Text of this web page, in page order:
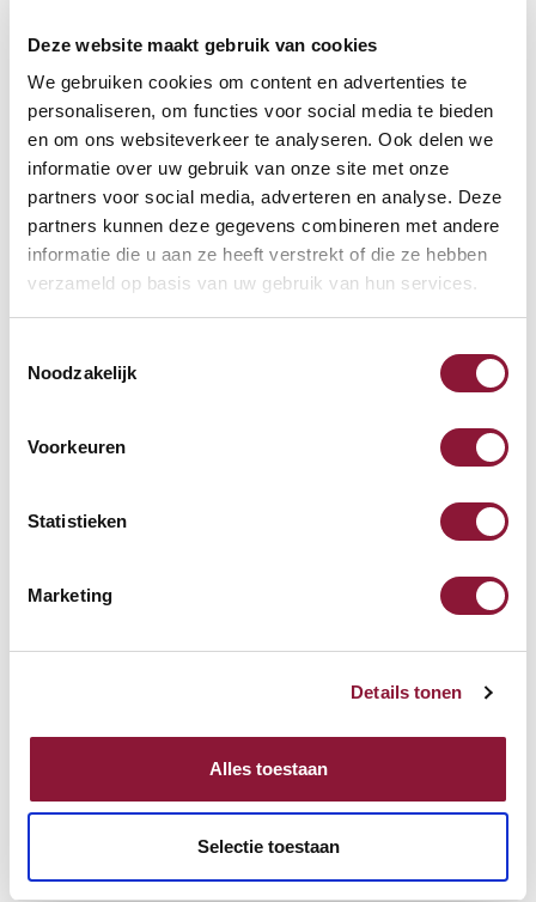
Deze website maakt gebruik van cookies
We gebruiken cookies om content en advertenties te
personaliseren, om functies voor social media te bieden
en om ons websiteverkeer te analyseren. Ook delen we
informatie over uw gebruik van onze site met onze
partners voor social media, adverteren en analyse. Deze
partners kunnen deze gegevens combineren met andere
informatie die u aan ze heeft verstrekt of die ze hebben
verzameld op basis van uw gebruik van hun services.
Noodzakelijk
Voorkeuren
Statistieken
Marketing
Details tonen
Alles toestaan
Selectie toestaan
Häufig zusammen gekauft mit
SUN-FLEX Footrest Relax
ergonomische Fußstütze
106,51
Weiche Rollen (für harte
28,56